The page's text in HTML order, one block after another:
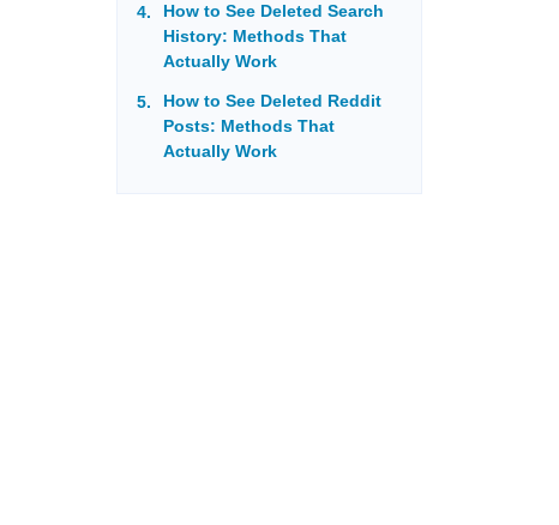
How to See Deleted Search
History: Methods That
Actually Work
How to See Deleted Reddit
Posts: Methods That
Actually Work